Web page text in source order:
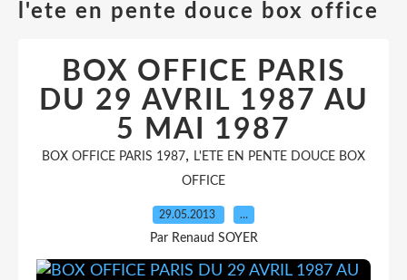
l'ete en pente douce box office
BOX OFFICE PARIS
DU 29 AVRIL 1987 AU
5 MAI 1987
BOX OFFICE PARIS 1987, L'ETE EN PENTE DOUCE BOX
OFFICE
29.05.2013 …
Par Renaud SOYER